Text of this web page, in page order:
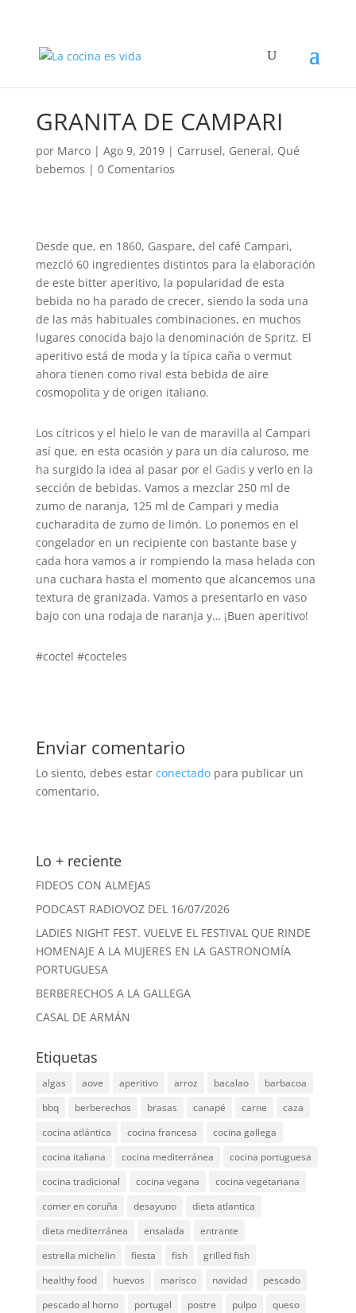
GRANITA DE CAMPARI
por Marco| Ago 9, 2019| Carrusel, General, Qué
bebemos | 0 Comentarios
Desde que, en 1860, Gaspare, del café Campari,
mezcló 60 ingredientes distintos para la elaboración
de este bitter aperitivo, la popularidad de esta
bebida no ha parado de crecer, siendo la soda una
de las más habituales combinaciones, en muchos
lugares conocida bajo la denominación de Spritz. El
aperitivo está de moda y la típica caña o vermut
ahora tienen como rival esta bebida de aire
cosmopolita y de origen italiano.
Los cítricos y el hielo le van de maravilla al Campari
así que, en esta ocasión y para un día caluroso, me
ha surgido la idea al pasar por el Gadis y verlo en la
sección de bebidas. Vamos a mezclar 250 ml de
zumo de naranja, 125 ml de Campari y media
cucharadita de zumo de limón. Lo ponemos en el
congelador en un recipiente con bastante base y
cada hora vamos a ir rompiendo la masa helada con
una cuchara hasta el momento que alcancemos una
textura de granizada. Vamos a presentarlo en vaso
bajo con una rodaja de naranja y… ¡Buen aperitivo!
#coctel #cocteles
Enviar comentario
Lo siento, debes estar conectadopara publicar un
comentario.
Lo + reciente
FIDEOS CON ALMEJAS
PODCAST RADIOVOZ DEL 16/07/2026
LADIES NIGHT FEST. VUELVE EL FESTIVAL QUE RINDE
HOMENAJE A LA MUJERES EN LA GASTRONOMÍA
PORTUGUESA
BERBERECHOS A LA GALLEGA
CASAL DE ARMÁN
Etiquetas
algas aove aperitivo arroz bacalao
barbacoa
bbq
berberechos brasas canapé carne
caza
cocina atlántica
cocina francesa
cocina gallega
cocina italiana
cocina mediterránea
cocina portuguesa
cocina tradicional
cocina vegana
cocina vegetariana
comer en coruña
desayuno
dieta atlantica
dieta mediterránea
ensalada
entrante
estrella michelin
fiesta fish
grilled fish
healthy food
huevos marisco navidad
pescado
pescado al horno
portugal postre pulpo
queso